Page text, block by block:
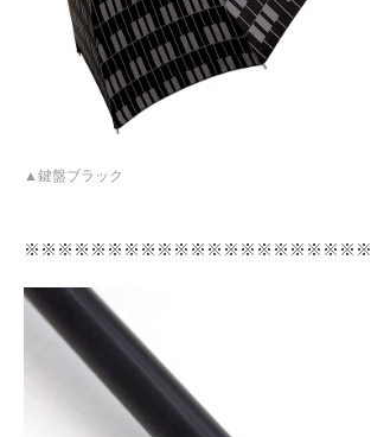
鍵盤ブラック
※※※※※※※※※※※※※※※※※※※※※